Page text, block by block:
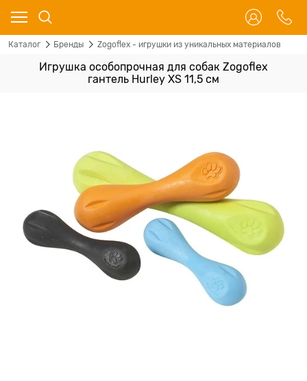
Каталог Бренды Zogoflex - игрушки из уникальных материалов
Игрушка особопрочная для собак Zogoflex
гантель Hurley XS 11,5 см